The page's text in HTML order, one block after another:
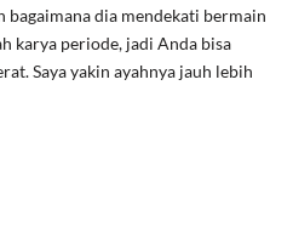
bagaimana dia mendekati bermain
karya periode, jadi Anda bisa
Saya yakin ayahnya jauh lebih